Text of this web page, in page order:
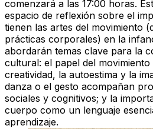
comenzará a las 17:00 horas.
espacio de reflexión sobre el
tienen las artes del movimiento
prácticas corporales) en la
abordarán temas clave para la
cultural: el papel del
creatividad, la autoestima y la
danza o el gesto acompañan
sociales y cognitivos; y la
cuerpo como un lenguaje
aprendizaje.